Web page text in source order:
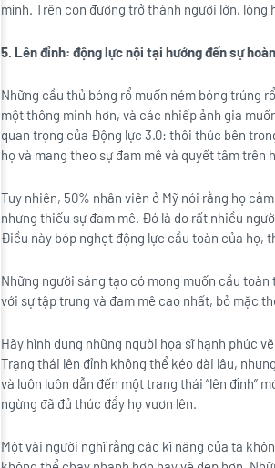
mình. Trên con đường trở thành người lớn,
5. Lên đỉnh: động lực nội tại hướng đến sự
Những cầu thủ bóng rổ muốn ném bóng trúng
một thông minh hơn, và các nhiếp ảnh gia
quan trọng của Động lực 3.0: thôi thúc bên
họ và mang theo sự đam mê và quyết tâm trên
Tuy nhiên, 50% nhân viên ở Mỹ nói rằng họ
nhưng thiếu sự đam mê. Đó là do rất nhiều
Điều này bóp nghẹt động lực cầu toàn của họ,
Những người sáng tạo có mong muốn cầu
với sự tập trung và đam mê cao nhất, bỏ mặc
Hãy hình dung những người họa sĩ hạnh phúc
Trạng thái lên đỉnh không thể kéo dài lâu,
và luôn luôn dẫn đến một trang thái “lên đỉnh”
ngừng đã đủ thúc đẩy họ vươn lên.
Một vài người nghĩ rằng các kĩ năng của ta